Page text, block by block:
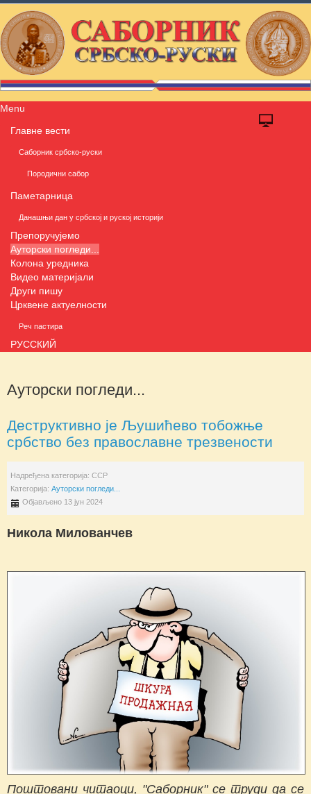
Menu
Главне вести
Саборник србско-руски
Породични сабор
Паметарница
Данашњи дан у србској и руској историји
Препоручујемо
Ауторски погледи...
Колона уредника
Видео материјали
Други пишу
Црквене актуелности
Реч пастира
РУССКИЙ
Ауторски погледи...
Деструктивно је Љушићево тобожње
србство без православне трезвености
Надређена категорија: ССР
Категорија: Ауторски погледи...
Објављено 13 јун 2024
Никола Милованчев
Поштовани читаоци, "Саборник" се труди да се